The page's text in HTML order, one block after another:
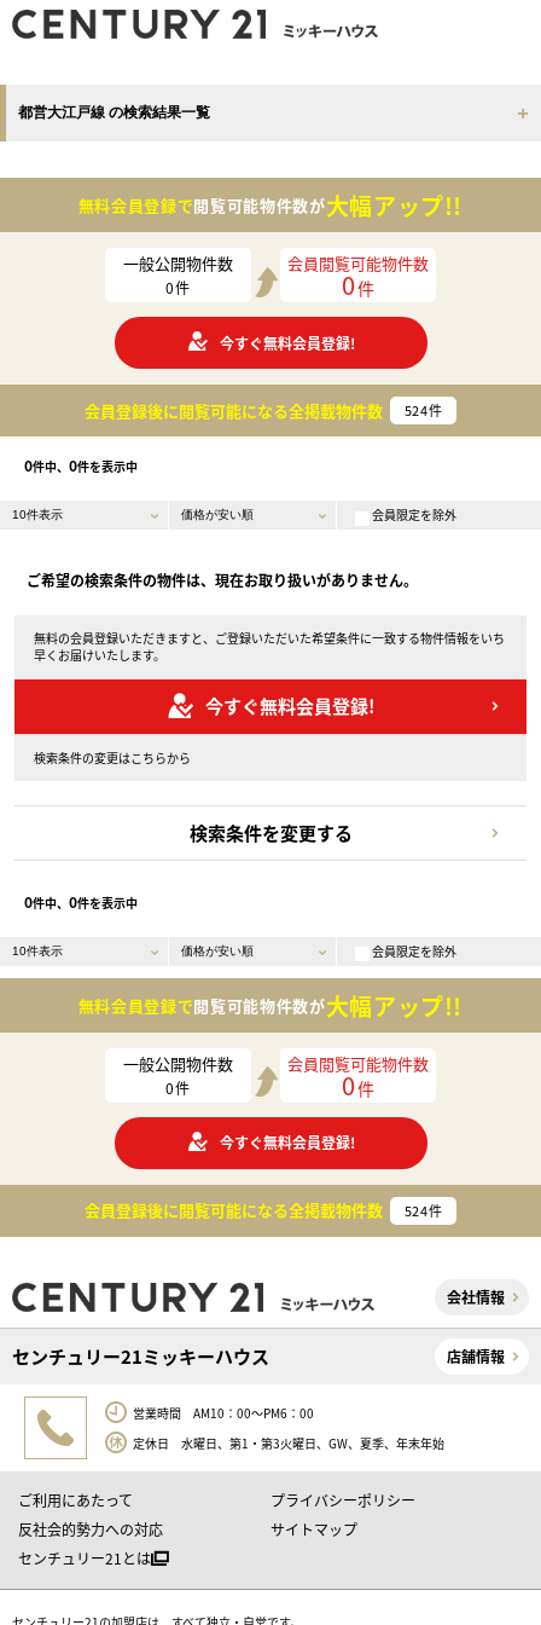
都営大江戸線 の検索結果一覧
無料会員登録で閲覧可能物件数が大幅アップ!!
一般公開物件数
0件
会員閲覧可能物件数
0件
今すぐ無料会員登録!
会員登録後に閲覧可能になる全掲載物件数 524件
0件中、 0件を表示中
会員限定を除外
ご希望の検索条件の物件は、現在お取り扱いがありません。
無料の会員登録いただきますと、ご登録いただいた希望条件に一致する物件情報をいち
早くお届けいたします。
今すぐ無料会員登録!
検索条件の変更はこちらから
検索条件を変更する
0件中、 0件を表示中
会員限定を除外
無料会員登録で閲覧可能物件数が大幅アップ!!
一般公開物件数
0件
会員閲覧可能物件数
0件
今すぐ無料会員登録!
会員登録後に閲覧可能になる全掲載物件数 524件
会社情報
センチュリー21ミッキーハウス 店舗情報
営業時間 AM10：00～PM6：00
定休日 水曜日、第1・第3火曜日、GW、夏季、年末年始
ご利用にあたって
プライバシーポリシー
反社会的勢力への対応
サイトマップ
センチュリー21とは